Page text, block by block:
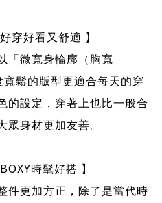
穿好看又舒適 】
「微寬身輪廓（胸寬
寬鬆的版型更適合每天的穿
的設定，穿著上也比一般合
眾身材更加友善。
BOXY時髦好搭 】
件更加方正，除了是當代時